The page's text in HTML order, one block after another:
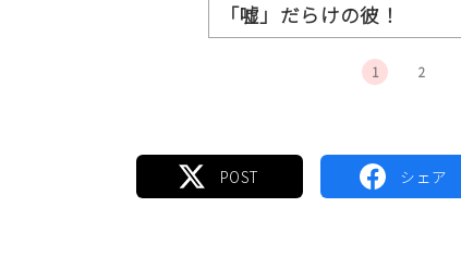
「嘘」だらけの彼！
1 2